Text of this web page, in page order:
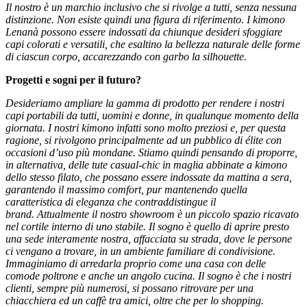
Il nostro è un marchio inclusivo che si rivolge a tutti, senza nessuna
distinzione. Non esiste quindi una figura di riferimento. I kimono
Lenanà possono essere indossati da chiunque desideri sfoggiare
capi colorati e versatili, che esaltino la bellezza naturale delle forme
di ciascun corpo, accarezzando con garbo la silhouette.
Progetti e sogni per il futuro?
Desideriamo ampliare la gamma di prodotto per rendere i nostri
capi portabili da tutti, uomini e donne, in qualunque momento della
giornata. I nostri kimono infatti sono molto preziosi e, per questa
ragione, si rivolgono principalmente ad un pubblico di élite con
occasioni d’uso più mondane. Stiamo quindi pensando di proporre,
in alternativa, delle tute casual-chic in maglia abbinate a kimono
dello stesso filato, che possano essere indossate da mattina a sera,
garantendo il massimo comfort, pur mantenendo quella
caratteristica di eleganza che contraddistingue il
brand. Attualmente il nostro showroom è un piccolo spazio ricavato
nel cortile interno di uno stabile. Il sogno è quello di aprire presto
una sede interamente nostra, affacciata su strada, dove le persone
ci vengano a trovare, in un ambiente familiare di condivisione.
Immaginiamo di arredarla proprio come una casa con delle
comode poltrone e anche un angolo cucina. Il sogno è che i nostri
clienti, sempre più numerosi, si possano ritrovare per una
chiacchiera ed un caffè tra amici, oltre che per lo shopping.